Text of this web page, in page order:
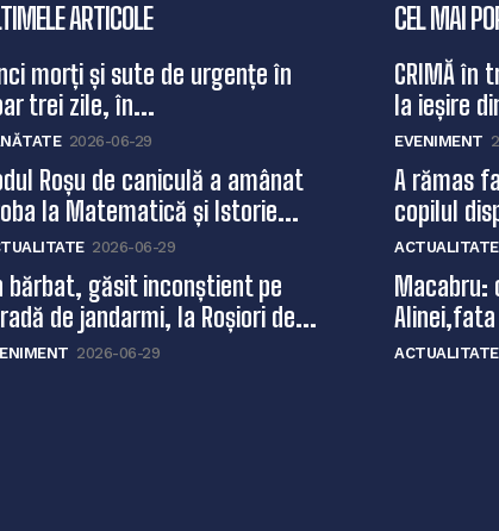
ARTICOLE
morți și sute de urgențe în
trei zile, în...
2026-06-29
Roșu de caniculă a amânat
la Matematică și Istorie...
2026-06-29
bărbat, găsit inconștient pe
de jandarmi, la Roșiori de...
2026-06-29
CEL MAI
CRIMĂ în
la ieșire
EVENIMENT
A rămas
copilul
ACTUALITATE
Macabru:
ACTUALITATE